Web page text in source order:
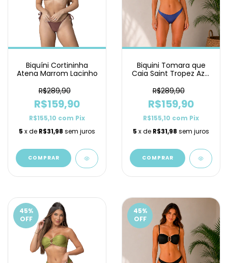
Biquíni Cortininha
Atena Marrom Lacinho
R$289,90
R$159,90
R$155,10 com Pix
5 x de R$31,98 sem juros
COMPRAR
Biquini Tomara que
Caia Saint Tropez Azul
R$289,90
R$159,90
R$155,10 com Pix
5 x de R$31,98 sem juros
COMPRAR
45%
OFF
45%
OFF